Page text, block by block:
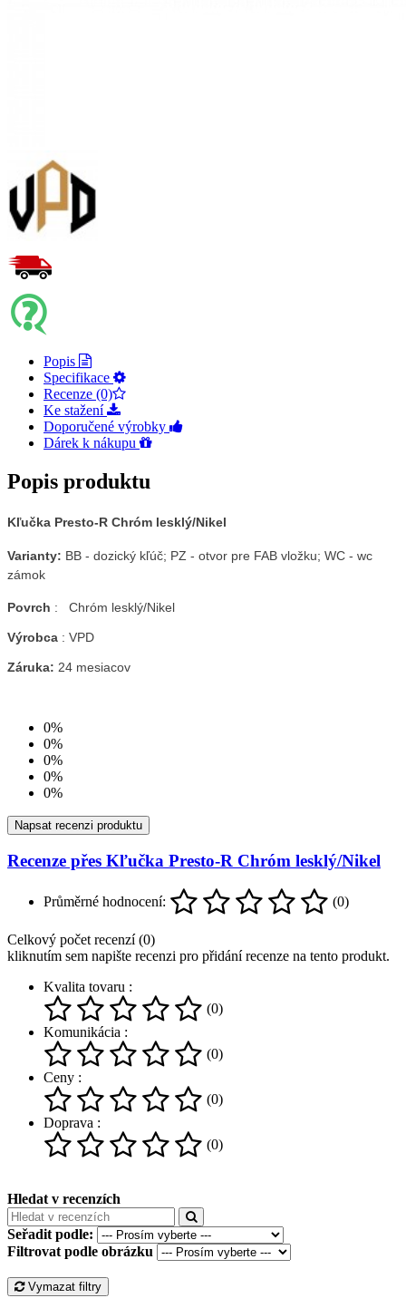
Popis
Specifikace
Recenze (0)
Ke stažení
Doporučené výrobky
Dárek k nákupu
Popis produktu
Kľučka Presto-R Chróm lesklý/Nikel
Varianty: BB - dozický kľúč; PZ - otvor pre FAB vložku; WC - wc
zámok
Povrch : Chróm lesklý/Nikel
Výrobca : VPD
Záruka: 24 mesiacov
0%
0%
0%
0%
0%
Napsat recenzi produktu
Recenze přes Kľučka Presto-R Chróm lesklý/Nikel
Průměrné hodnocení: (0)
Celkový počet recenzí (0)
kliknutím sem napište recenzi pro přidání recenze na tento produkt.
Kvalita tovaru :
(0)
Komunikácia :
(0)
Ceny :
(0)
Doprava :
(0)
Hledat v recenzích
Seřadit podle:
Filtrovat podle obrázku
Vymazat filtry